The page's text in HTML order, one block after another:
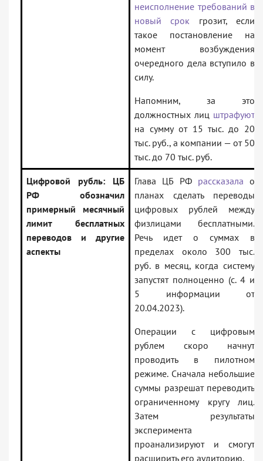
неисполнение требований в
новый срок грозит, если
такое постановление на
момент возбуждения
очередного дела вступило в
силу.
Напомним, за это
должностных лиц штрафуют
на сумму от 15 тыс. до 20
тыс. руб., а компании — от 50
тыс. до 70 тыс. руб.
Цифровой рубль: ЦБ
РФ обозначил
примерный месячный
лимит бесплатных
переводов и другие
аспекты
Глава ЦБ РФ рассказала о
планах сделать переводы
цифровых рублей между
физлицами бесплатными.
Речь идет о суммах в
пределах около 300 тыс.
руб. в месяц, когда систему
запустят полноценно (с. 4 и
5 информации от
20.04.2023).
Операции с цифровым
рублем скоро начнут
проводить в пилотном
режиме. Сначала небольшие
суммы разрешат переводить
ограниченному кругу лиц.
Затем результаты
эксперимента
проанализируют и смогут
расширить его аудиторию.